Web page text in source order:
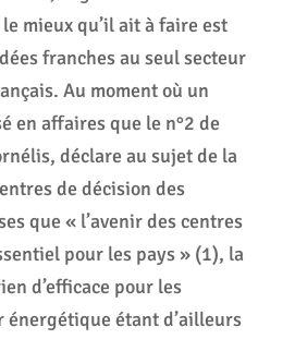
mieux qu’il ait à faire est
franches au seul secteur
Au moment où un
en affaires que le n°2 de
déclare au sujet de la
de décision des
que « l’avenir des centres
pour les pays » (1), la
d’efficace pour les
énergétique étant d’ailleurs